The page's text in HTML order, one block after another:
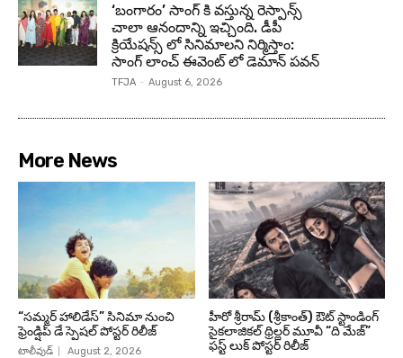
‘బంగారం’ సాంగ్ కి వస్తున్న రెస్పాన్స్
చాలా ఆనందాన్ని ఇచ్చింది. డీపీ
క్రియేషన్స్ లో సినిమాలని నిర్మిస్తాం:
సాంగ్ లాంచ్ ఈవెంట్ లో డెమాన్ పవన్
TFJA - August 6, 2026
More News
“సమ్మర్ హాలిడేస్” సినిమా నుంచి
ఫ్రెండ్షిప్ డే స్పెషల్ పోస్టర్ రిలీజ్
టాలీవుడ్ August 2, 2026
హీరో శ్రీరామ్ (శ్రీకాంత్) ఔట్ స్టాండింగ్
సైకలాజికల్ థ్రిల్లర్ మూవీ “ది మేజ్”
ఫస్ట్ లుక్ పోస్టర్ రిలీజ్